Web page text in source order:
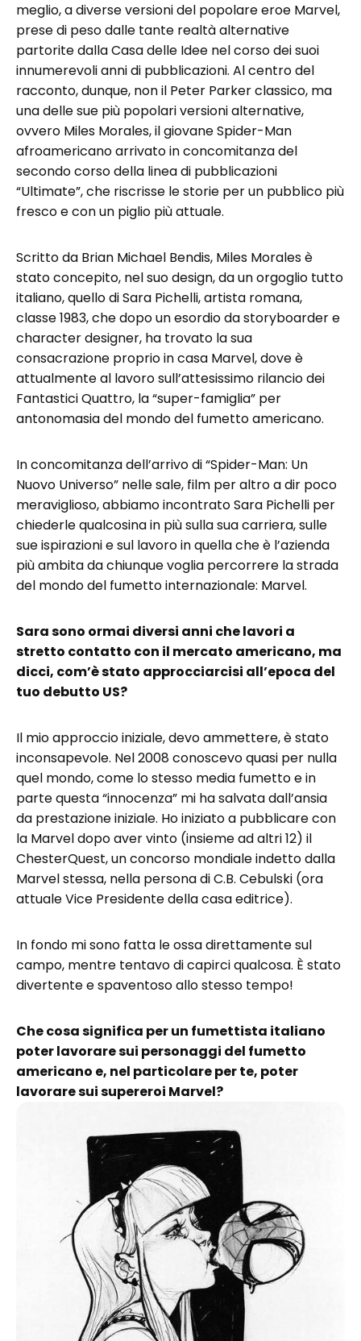
meglio, a diverse versioni del popolare eroe Marvel,
prese di peso dalle tante realtà alternative
partorite dalla Casa delle Idee nel corso dei suoi
innumerevoli anni di pubblicazioni. Al centro del
racconto, dunque, non il Peter Parker classico, ma
una delle sue più popolari versioni alternative,
ovvero Miles Morales, il giovane Spider-Man
afroamericano arrivato in concomitanza del
secondo corso della linea di pubblicazioni
“Ultimate”, che riscrisse le storie per un pubblico più
fresco e con un piglio più attuale.
Scritto da Brian Michael Bendis, Miles Morales è
stato concepito, nel suo design, da un orgoglio tutto
italiano, quello di Sara Pichelli, artista romana,
classe 1983, che dopo un esordio da storyboarder e
character designer, ha trovato la sua
consacrazione proprio in casa Marvel, dove è
attualmente al lavoro sull’attesissimo rilancio dei
Fantastici Quattro, la “super-famiglia” per
antonomasia del mondo del fumetto americano.
In concomitanza dell’arrivo di “Spider-Man: Un
Nuovo Universo” nelle sale, film per altro a dir poco
meraviglioso, abbiamo incontrato Sara Pichelli per
chiederle qualcosina in più sulla sua carriera, sulle
sue ispirazioni e sul lavoro in quella che è l’azienda
più ambita da chiunque voglia percorrere la strada
del mondo del fumetto internazionale: Marvel.
Sara sono ormai diversi anni che lavori a
stretto contatto con il mercato americano, ma
dicci, com’è stato approcciarcisi all’epoca del
tuo debutto US?
Il mio approccio iniziale, devo ammettere, è stato
inconsapevole. Nel 2008 conoscevo quasi per nulla
quel mondo, come lo stesso media fumetto e in
parte questa “innocenza” mi ha salvata dall’ansia
da prestazione iniziale. Ho iniziato a pubblicare con
la Marvel dopo aver vinto (insieme ad altri 12) il
ChesterQuest, un concorso mondiale indetto dalla
Marvel stessa, nella persona di C.B. Cebulski (ora
attuale Vice Presidente della casa editrice).
In fondo mi sono fatta le ossa direttamente sul
campo, mentre tentavo di capirci qualcosa. È stato
divertente e spaventoso allo stesso tempo!
Che cosa significa per un fumettista italiano
poter lavorare sui personaggi del fumetto
americano e, nel particolare per te, poter
lavorare sui supereroi Marvel?